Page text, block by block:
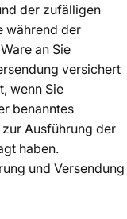
der zufälligen
während der
an Sie
versichert
wenn Sie
benanntes
Ausführung der
haben.
und Versendung